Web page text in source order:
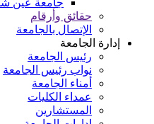
حقائق وأرقام
الإتصال بالجامعة
إدارة الجامعة
رئيس الجامعة
نواب رئيس الجامعة
أمناء الجامعة
عمداء الكليات
المستشارين